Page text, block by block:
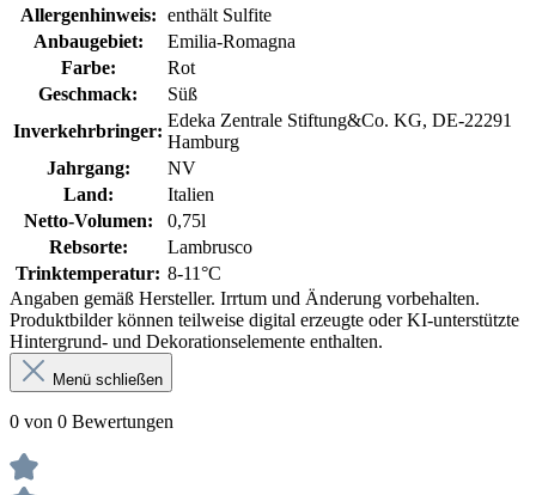
Allergenhinweis: enthält Sulfite
Anbaugebiet:
Emilia-Romagna
Farbe:
Rot
Geschmack:
Süß
Inverkehrbringer:
Edeka Zentrale Stiftung&Co. KG, DE-22291
Hamburg
Jahrgang:
NV
Land:
Italien
Netto-Volumen:
0,75l
Rebsorte:
Lambrusco
Trinktemperatur: 8-11°C
Angaben gemäß Hersteller. Irrtum und Änderung vorbehalten.
Produktbilder können teilweise digital erzeugte oder KI-unterstützte
Hintergrund- und Dekorationselemente enthalten.
Menü schließen
0 von 0 Bewertungen